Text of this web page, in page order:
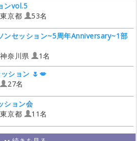
ンvol.5
京都
53名
ンセッション~5周年Anniversary~1部
奈川県
1名
ション 🌷💋
27名
ション会
京都
11名